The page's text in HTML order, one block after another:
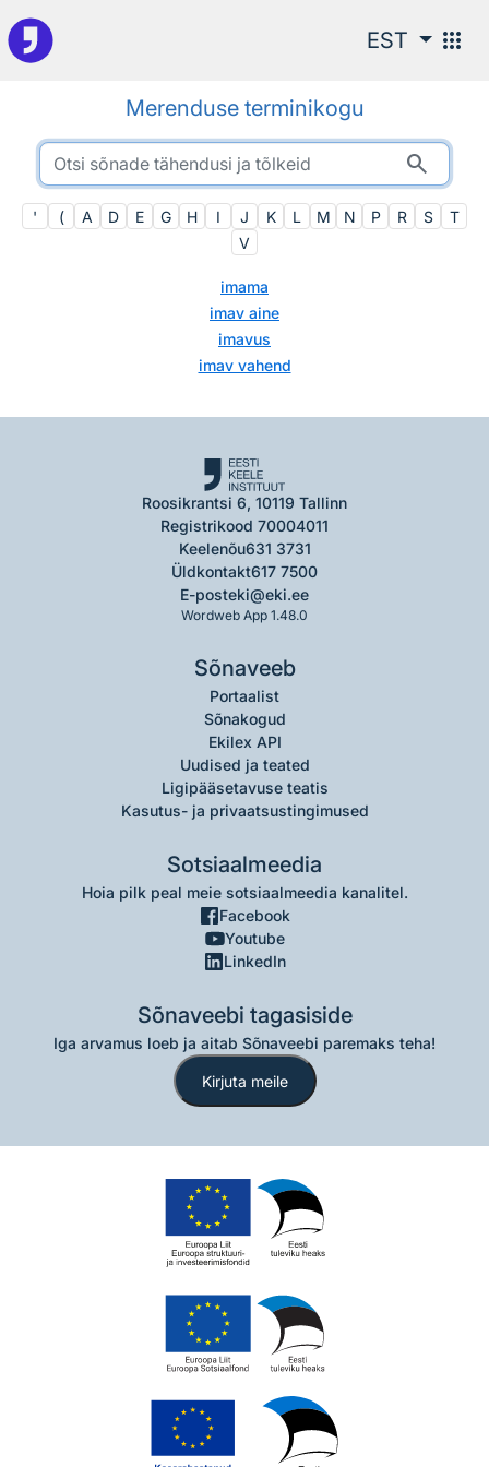
Otsingu juurde
EST apps
Merenduse terminikogu
search
' ( A D E G H I J K L M N P R S
T
V
imama
imav aine
imavus
imav vahend
Roosikrantsi 6, 10119 Tallinn
Registrikood 70004011
Keelenõu631 3731
Üldkontakt617 7500
E-posteki@eki.ee
Wordweb App 1.48.0
Sõnaveeb
Portaalist
Sõnakogud
Ekilex API
Uudised ja teated
Ligipääsetavuse teatis
Kasutus- ja privaatsustingimused
Sotsiaalmeedia
Hoia pilk peal meie sotsiaalmeedia kanalitel.
Facebook
Youtube
LinkedIn
Sõnaveebi tagasiside
Iga arvamus loeb ja aitab Sõnaveebi paremaks teha!
Kirjuta meile